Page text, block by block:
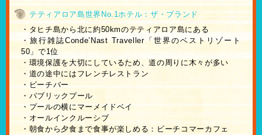
テティアロア島世界No.1ホテル：ザ・ブランド
・タヒチ島から北に約50kmのテティアロア島にある
・旅行雑誌Conde’Nast Traveller「世界のベストリゾート
50」で1位
・環境保護を大切にしているため、道の周りに木々が多い
・道の途中にはフレンチレストラン
・ビーチバー
・パブリックプール
・プールの横にマーメイドベイ
・オールインクルーシブ
・朝食から夕食まで食事が楽しめる：ビーチコマーカフェ